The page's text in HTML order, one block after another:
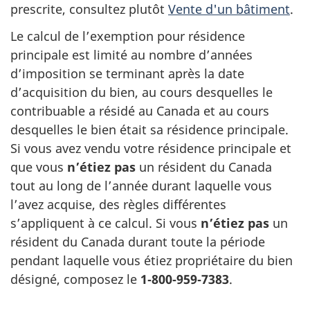
prescrite, consultez plutôt Vente d'un bâtiment.
Le calcul de l’exemption pour résidence
principale est limité au nombre d’années
d’imposition se terminant après la date
d’acquisition du bien, au cours desquelles le
contribuable a résidé au Canada et au cours
desquelles le bien était sa résidence principale.
Si vous avez vendu votre résidence principale et
que vous n’étiez pas un résident du Canada
tout au long de l’année durant laquelle vous
l’avez acquise, des règles différentes
s’appliquent à ce calcul. Si vous n’étiez pas un
résident du Canada durant toute la période
pendant laquelle vous étiez propriétaire du bien
désigné, composez le 1‑800‑959‑7383.